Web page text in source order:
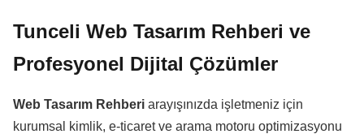
Tunceli Web Tasarım Rehberi ve
Profesyonel Dijital Çözümler
Web Tasarım Rehberi arayışınızda işletmeniz için
kurumsal kimlik, e-ticaret ve arama motoru optimizasyonu